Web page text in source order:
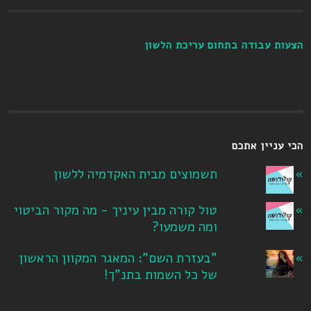
הצעות עבודה בתחום עריכת הלשון
הכי עניין אתכם
תשמוצים מבית האקדמיה ללשון
טול קורה מבין עיניך - מה מקור הביטוי
ומה משמעו?
"בעזרת השם": המאגר המקוון הראשון
של כל השמות בתנ"ך!